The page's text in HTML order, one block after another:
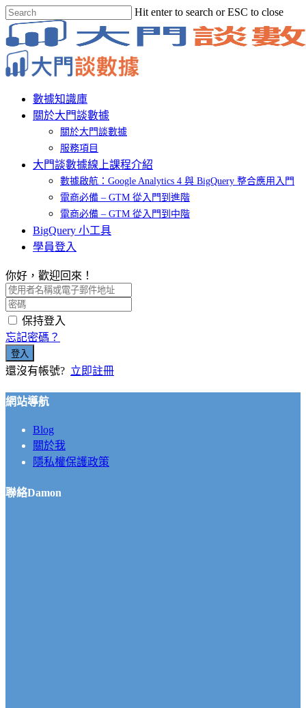
Skip
to
main
content
Hit enter to search or ESC to close
Close
Search
Menu
數據知識庫
關於大門談數據
關於大門談數據
服務項目
大門談數據線上課程介紹
數據啟航：Google Analytics 4 與 BigQuery 整合應用入門
電商必備 – GTM 從入門到進階
電商必備 – GTM 從入門到中階
BigQuery 小工具
學員登入
你好，歡迎回來！
保持登入
忘記密碼？
登入
還沒有帳號? 立即註冊
網站導航
Blog
關於我
隱私權保護政策
聯絡Damon